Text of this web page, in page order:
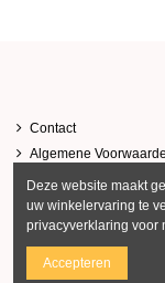
Contact
Algemene
Privacy Verklaring
Deze website maakt
uw winkelervaring te
privacyverklaring voor
Accepteren